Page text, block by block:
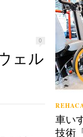
0
ェル
車い
技術